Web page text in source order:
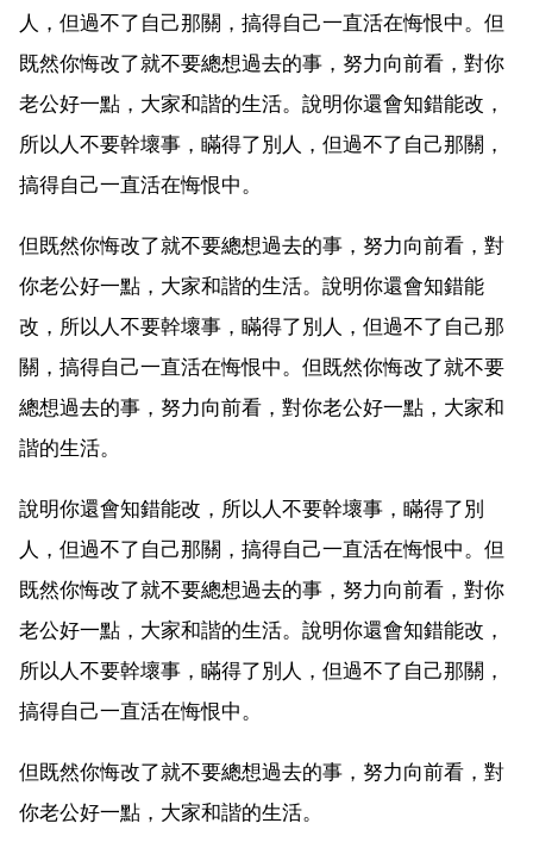
人，但過不了自己那關，搞得自己一直活在悔恨中。但
既然你悔改了就不要總想過去的事，努力向前看，對你
老公好一點，大家和諧的生活。說明你還會知錯能改，
所以人不要幹壞事，瞞得了別人，但過不了自己那關，
搞得自己一直活在悔恨中。
但既然你悔改了就不要總想過去的事，努力向前看，對
你老公好一點，大家和諧的生活。說明你還會知錯能
改，所以人不要幹壞事，瞞得了別人，但過不了自己那
關，搞得自己一直活在悔恨中。但既然你悔改了就不要
總想過去的事，努力向前看，對你老公好一點，大家和
諧的生活。
說明你還會知錯能改，所以人不要幹壞事，瞞得了別
人，但過不了自己那關，搞得自己一直活在悔恨中。但
既然你悔改了就不要總想過去的事，努力向前看，對你
老公好一點，大家和諧的生活。說明你還會知錯能改，
所以人不要幹壞事，瞞得了別人，但過不了自己那關，
搞得自己一直活在悔恨中。
但既然你悔改了就不要總想過去的事，努力向前看，對
你老公好一點，大家和諧的生活。